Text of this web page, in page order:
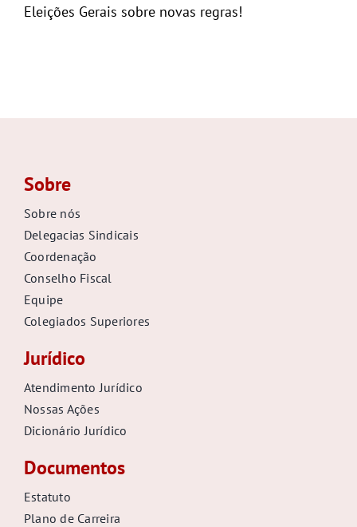
Eleições Gerais sobre novas regras!
Sobre
Sobre nós
Delegacias Sindicais
Coordenação
Conselho Fiscal
Equipe
Colegiados Superiores
Jurídico
Atendimento Jurídico
Nossas Ações
Dicionário Jurídico
Documentos
Estatuto
Plano de Carreira